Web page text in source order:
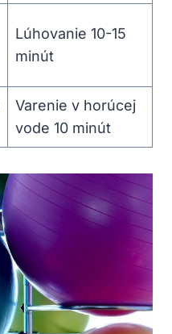
Lúhovanie 10-15
minút
Varenie v horúcej
vode 10 minút